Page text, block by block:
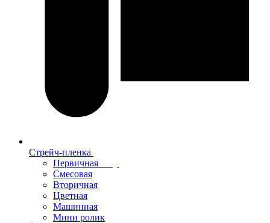
Стрейч-пленка
Первичная
Смесовая
Вторичная
Цветная
Машинная
Мини ролик